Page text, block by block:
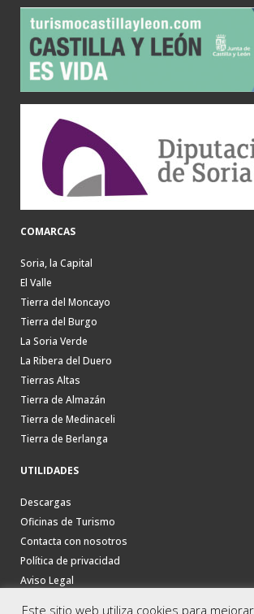
COMARCAS
Soria, la Capital
El Valle
Tierra del Moncayo
Tierra del Burgo
La Soria Verde
La Ribera del Duero
Tierras Altas
Tierra de Almazán
Tierra de Medinaceli
Tierra de Berlanga
UTILIDADES
Descargas
Oficinas de Turismo
Contacta con nosotros
Política de privacidad
Aviso Legal
Este sitio web utiliza cookies para